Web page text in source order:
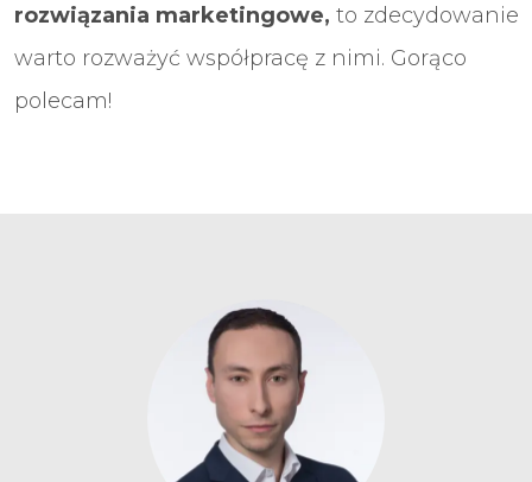
rozwiązania marketingowe, to zdecydowanie
warto rozważyć współpracę z nimi. Gorąco
polecam!